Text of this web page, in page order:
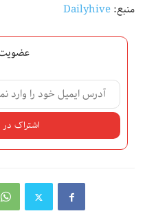
منبع:Dailyhive
عضویت